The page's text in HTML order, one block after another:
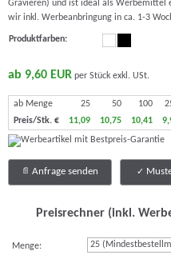
Gravieren) und ist ideal als Werbemittel
wir inkl. Werbeanbringung in ca. 1-3
Produktfarben:
ab 9,60 EUR per Stück exkl. USt.
ab Menge 25 50 100
Preis/Stk. €
11,09 10,75 10,41
Anfrage senden
Preisrechner (inkl.
Menge: